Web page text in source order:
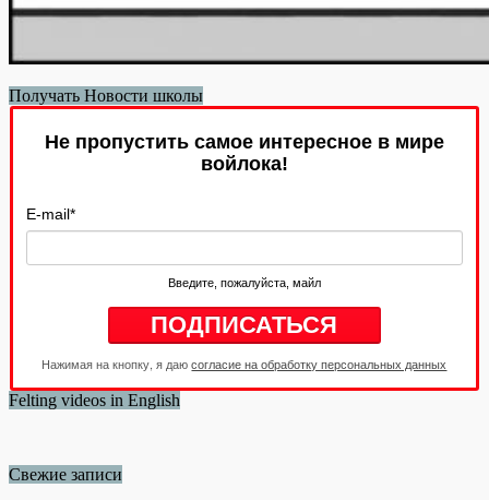
Получать Новости школы
Не пропустить самое интересное в мире
войлока!
E-mail*
Введите, пожалуйста, майл
Нажимая на кнопку, я даюсогласие на обработку персональных данных
Felting videos in English
Свежие записи